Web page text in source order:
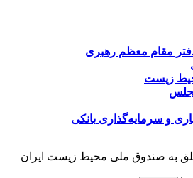
مقام معظم رهبری
زیست
و سرمایه‌گذاری بانکی
به صندوق ملی محیط زیست ایران